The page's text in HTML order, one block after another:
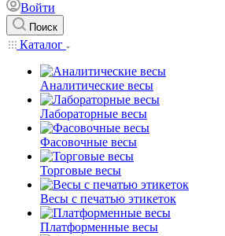
Войти
Поиск
Каталог
Аналитические весы
Лабораторные весы
Фасовочные весы
Торговые весы
Весы с печатью этикеток
Платформенные весы